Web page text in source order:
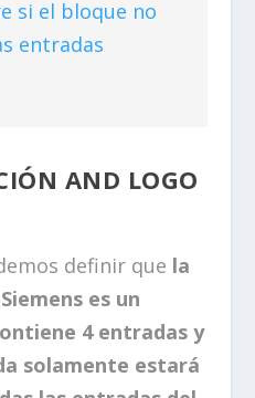
si el bloque no
entradas
AND LOGO
definir que la
es un
4 entradas y
solamente estará